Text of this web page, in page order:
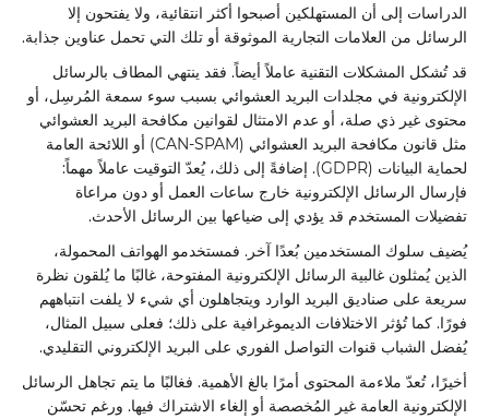
الدراسات إلى أن المستهلكين أصبحوا أكثر انتقائية، ولا يفتحون إلا
الرسائل من العلامات التجارية الموثوقة أو تلك التي تحمل عناوين جذابة.
قد تُشكل المشكلات التقنية عاملاً أيضاً. فقد ينتهي المطاف بالرسائل
الإلكترونية في مجلدات البريد العشوائي بسبب سوء سمعة المُرسِل، أو
محتوى غير ذي صلة، أو عدم الامتثال لقوانين مكافحة البريد العشوائي
مثل قانون مكافحة البريد العشوائي (CAN-SPAM) أو اللائحة العامة
لحماية البيانات (GDPR). إضافةً إلى ذلك، يُعدّ التوقيت عاملاً مهماً:
فإرسال الرسائل الإلكترونية خارج ساعات العمل أو دون مراعاة
تفضيلات المستخدم قد يؤدي إلى ضياعها بين الرسائل الأحدث.
يُضيف سلوك المستخدمين بُعدًا آخر. فمستخدمو الهواتف المحمولة،
الذين يُمثلون غالبية الرسائل الإلكترونية المفتوحة، غالبًا ما يُلقون نظرة
سريعة على صناديق البريد الوارد ويتجاهلون أي شيء لا يلفت انتباههم
فورًا. كما تُؤثر الاختلافات الديموغرافية على ذلك؛ فعلى سبيل المثال،
يُفضل الشباب قنوات التواصل الفوري على البريد الإلكتروني التقليدي.
أخيرًا، تُعدّ ملاءمة المحتوى أمرًا بالغ الأهمية. فغالبًا ما يتم تجاهل الرسائل
الإلكترونية العامة غير المُخصصة أو إلغاء الاشتراك فيها. ورغم تحسّن